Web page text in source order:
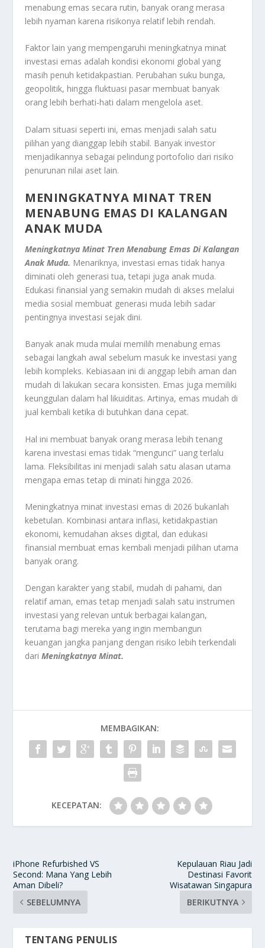
menabung emas secara rutin, banyak orang merasa
lebih nyaman karena risikonya relatif lebih rendah.
Faktor lain yang mempengaruhi meningkatnya minat
investasi emas adalah kondisi ekonomi global yang
masih penuh ketidakpastian. Perubahan suku bunga,
geopolitik, hingga fluktuasi pasar membuat banyak
orang lebih berhati-hati dalam mengelola aset.
Dalam situasi seperti ini, emas menjadi salah satu
pilihan yang dianggap lebih stabil. Banyak investor
menjadikannya sebagai pelindung portofolio dari risiko
penurunan nilai aset lain.
MENINGKATNYA MINAT TREN
MENABUNG EMAS DI KALANGAN
ANAK MUDA
Meningkatnya Minat Tren Menabung Emas Di Kalangan
Anak Muda. Menariknya, investasi emas tidak hanya
diminati oleh generasi tua, tetapi juga anak muda.
Edukasi finansial yang semakin mudah di akses melalui
media sosial membuat generasi muda lebih sadar
pentingnya investasi sejak dini.
Banyak anak muda mulai memilih menabung emas
sebagai langkah awal sebelum masuk ke investasi yang
lebih kompleks. Kebiasaan ini di anggap lebih aman dan
mudah di lakukan secara konsisten. Emas juga memiliki
keunggulan dalam hal likuiditas. Artinya, emas mudah di
jual kembali ketika di butuhkan dana cepat.
Hal ini membuat banyak orang merasa lebih tenang
karena investasi emas tidak “mengunci” uang terlalu
lama. Fleksibilitas ini menjadi salah satu alasan utama
mengapa emas tetap di minati hingga 2026.
Meningkatnya minat investasi emas di 2026 bukanlah
kebetulan. Kombinasi antara inflasi, ketidakpastian
ekonomi, kemudahan akses digital, dan edukasi
finansial membuat emas kembali menjadi pilihan utama
banyak orang.
Dengan karakter yang stabil, mudah di pahami, dan
relatif aman, emas tetap menjadi salah satu instrumen
investasi yang relevan untuk berbagai kalangan,
terutama bagi mereka yang ingin membangun
keuangan jangka panjang dengan risiko lebih terkendali
dariMeningkatnya Minat.
MEMBAGIKAN:
KECEPATAN:
iPhone Refurbished VS
Second: Mana Yang Lebih
Aman Dibeli?
SEBELUMNYA
Kepulauan Riau Jadi
Destinasi Favorit
Wisatawan Singapura
BERIKUTNYA
TENTANG PENULIS